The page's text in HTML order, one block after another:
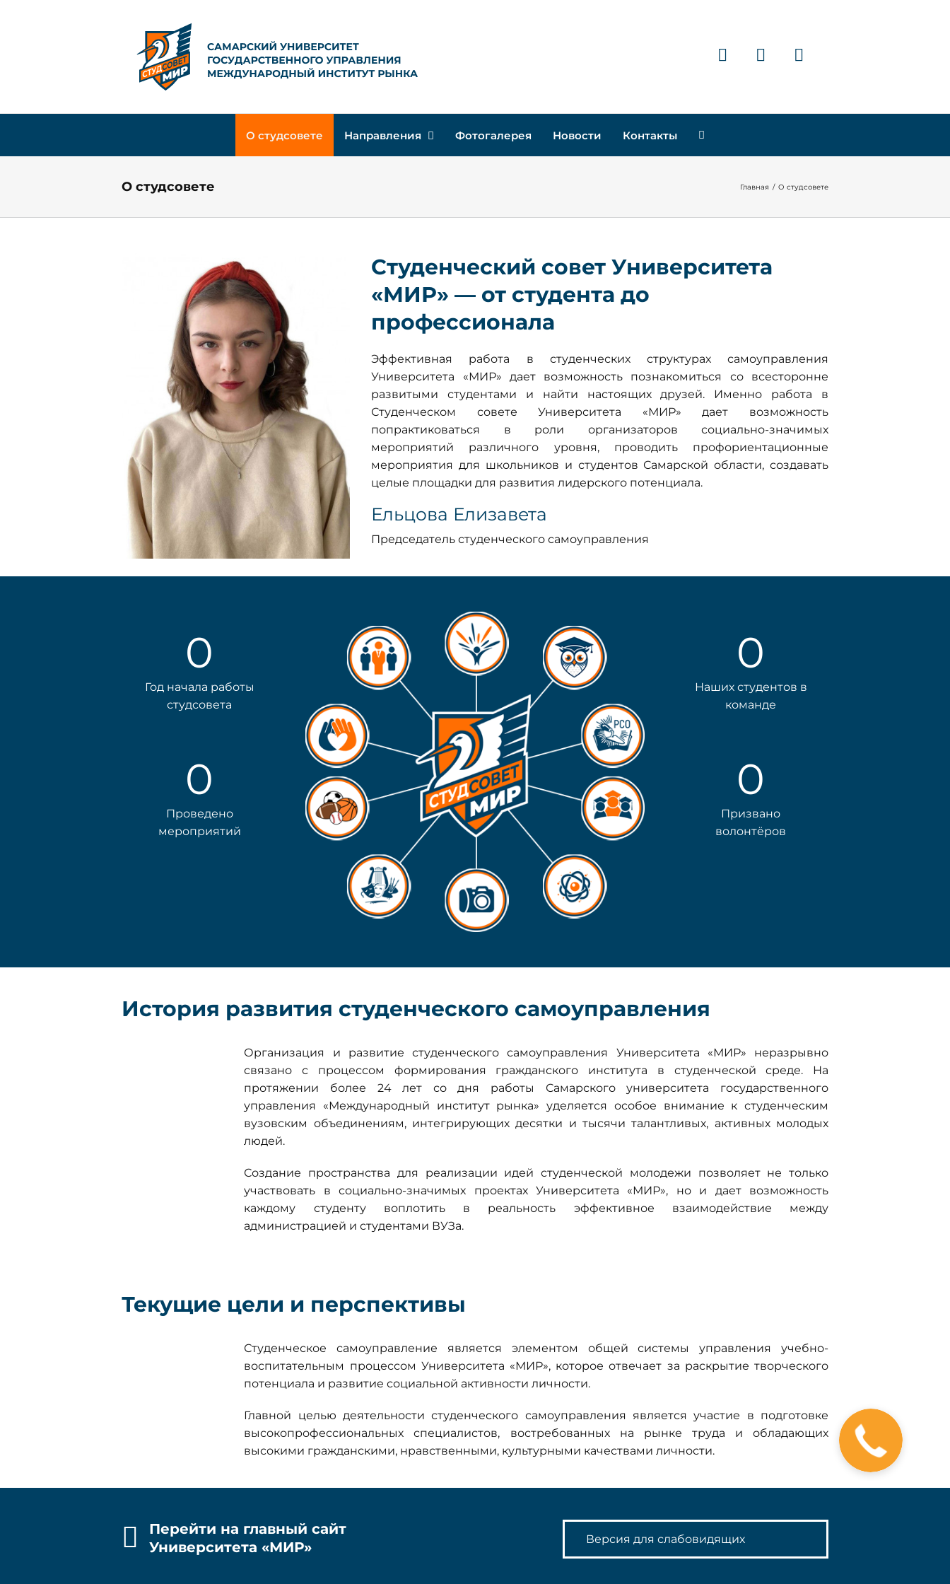
О студсовете Направления Фотогалерея Новости Контакты
О студсовете Главная / О студсовете
Студенческий совет Университета
«МИР» — от студента до
профессионала
Эффективная работа в студенческих структурах самоуправления
Университета «МИР» дает возможность познакомиться со всесторонне
развитыми студентами и найти настоящих друзей. Именно работа в
Студенческом совете Университета «МИР» дает возможность
попрактиковаться в роли организаторов социально-значимых
мероприятий различного уровня, проводить профориентационные
мероприятия для школьников и студентов Самарской области, создавать
целые площадки для развития лидерского потенциала.
Ельцова Елизавета
Председатель студенческого самоуправления
0
Год начала работы
студсовета
0
Проведено
мероприятий
0
Наших студентов в
команде
0
Призвано
волонтёров
История развития студенческого самоуправления
Организация и развитие студенческого самоуправления Университета «МИР» неразрывно
связано с процессом формирования гражданского института в студенческой среде. На
протяжении более 24 лет со дня работы Самарского университета государственного
управления «Международный институт рынка» уделяется особое внимание к студенческим
вузовским объединениям, интегрирующих десятки и тысячи талантливых, активных молодых
людей.
Создание пространства для реализации идей студенческой молодежи позволяет не только
участвовать в социально-значимых проектах Университета «МИР», но и дает возможность
каждому студенту воплотить в реальность эффективное взаимодействие между
администрацией и студентами ВУЗа.
Текущие цели и перспективы
Студенческое самоуправление является элементом общей системы управления учебно-
воспитательным процессом Университета «МИР», которое отвечает за раскрытие творческого
потенциала и развитие социальной активности личности.
Главной целью деятельности студенческого самоуправления является участие в подготовке
высокопрофессиональных специалистов, востребованных на рынке труда и обладающих
высокими гражданскими, нравственными, культурными качествами личности.
Перейти на главный сайт
Университета «МИР»
Версия для слабовидящих